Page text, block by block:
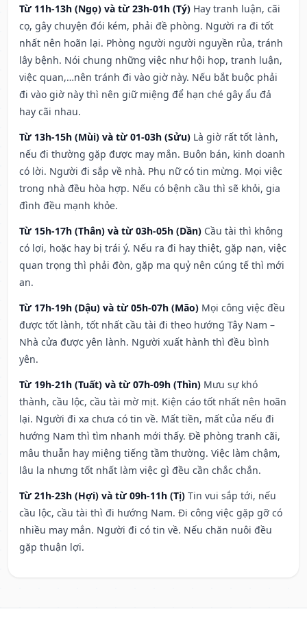
Từ 11h-13h (Ngọ) và từ 23h-01h (Tý) Hay tranh luận, cãi
cọ, gây chuyện đói kém, phải đề phòng. Người ra đi tốt
nhất nên hoãn lại. Phòng người người nguyền rủa, tránh
lây bệnh. Nói chung những việc như hội họp, tranh luận,
việc quan,…nên tránh đi vào giờ này. Nếu bắt buộc phải
đi vào giờ này thì nên giữ miệng để hạn ché gây ẩu đả
hay cãi nhau.
Từ 13h-15h (Mùi) và từ 01-03h (Sửu) Là giờ rất tốt lành,
nếu đi thường gặp được may mắn. Buôn bán, kinh doanh
có lời. Người đi sắp về nhà. Phụ nữ có tin mừng. Mọi việc
trong nhà đều hòa hợp. Nếu có bệnh cầu thì sẽ khỏi, gia
đình đều mạnh khỏe.
Từ 15h-17h (Thân) và từ 03h-05h (Dần) Cầu tài thì không
có lợi, hoặc hay bị trái ý. Nếu ra đi hay thiệt, gặp nạn, việc
quan trọng thì phải đòn, gặp ma quỷ nên cúng tế thì mới
an.
Từ 17h-19h (Dậu) và từ 05h-07h (Mão) Mọi công việc đều
được tốt lành, tốt nhất cầu tài đi theo hướng Tây Nam –
Nhà cửa được yên lành. Người xuất hành thì đều bình
yên.
Từ 19h-21h (Tuất) và từ 07h-09h (Thìn) Mưu sự khó
thành, cầu lộc, cầu tài mờ mịt. Kiện cáo tốt nhất nên hoãn
lại. Người đi xa chưa có tin về. Mất tiền, mất của nếu đi
hướng Nam thì tìm nhanh mới thấy. Đề phòng tranh cãi,
mâu thuẫn hay miệng tiếng tầm thường. Việc làm chậm,
lâu la nhưng tốt nhất làm việc gì đều cần chắc chắn.
Từ 21h-23h (Hợi) và từ 09h-11h (Tị) Tin vui sắp tới, nếu
cầu lộc, cầu tài thì đi hướng Nam. Đi công việc gặp gỡ có
nhiều may mắn. Người đi có tin về. Nếu chăn nuôi đều
gặp thuận lợi.